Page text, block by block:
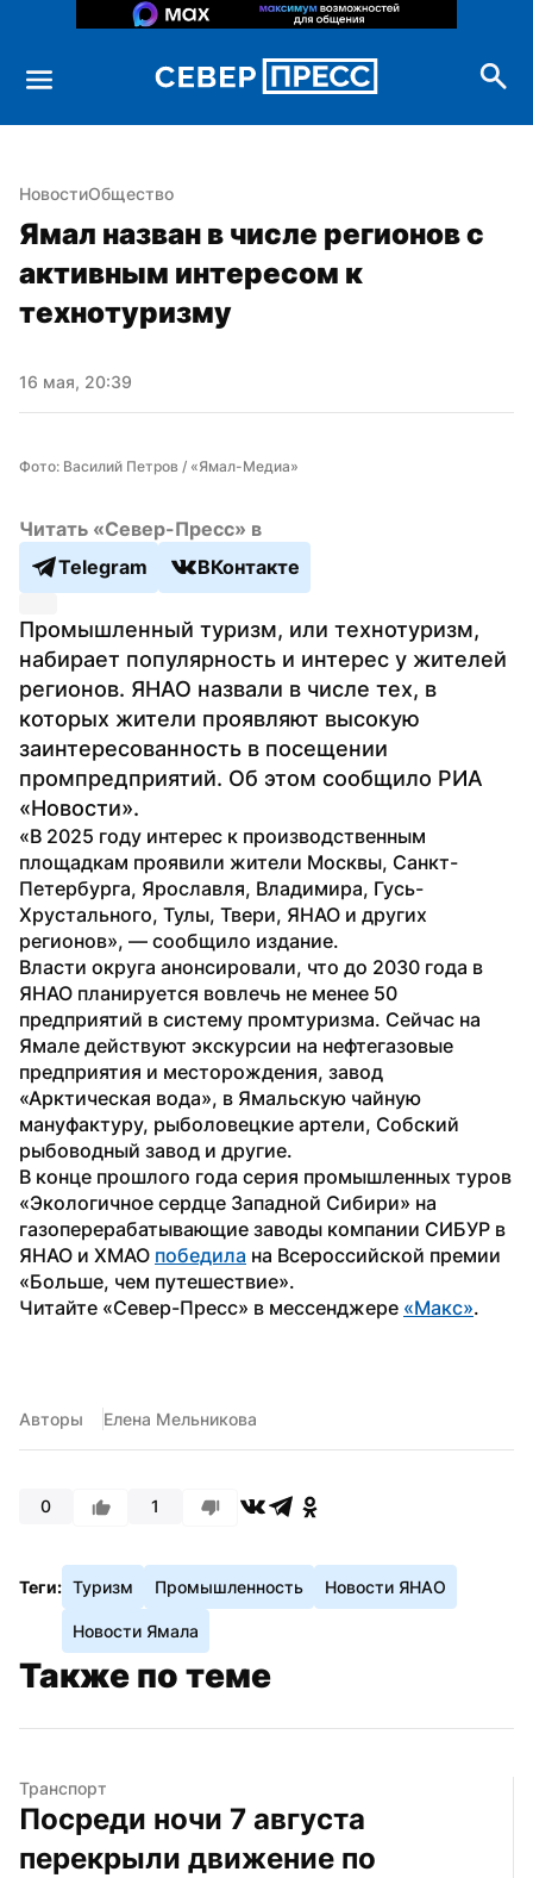
НовостиОбщество
Ямал назван в числе регионов с
активным интересом к
технотуризму
16 мая, 20:39
Фото: Василий Петров / «Ямал-Медиа»
Читать «Север-Пресс» в
Telegram
ВКонтакте
Промышленный туризм, или технотуризм,
набирает популярность и интерес у жителей
регионов. ЯНАО назвали в числе тех, в
которых жители проявляют высокую
заинтересованность в посещении
промпредприятий. Об этом сообщило РИА
«Новости».
«В 2025 году интерес к производственным
площадкам проявили жители Москвы, Санкт-
Петербурга, Ярославля, Владимира, Гусь-
Хрустального, Тулы, Твери, ЯНАО и других
регионов», — сообщило издание.
Власти округа анонсировали, что до 2030 года в
ЯНАО планируется вовлечь не менее 50
предприятий в систему промтуризма. Сейчас на
Ямале действуют экскурсии на нефтегазовые
предприятия и месторождения, завод
«Арктическая вода», в Ямальскую чайную
мануфактуру, рыболовецкие артели, Собский
рыбоводный завод и другие.
В конце прошлого года серия промышленных туров
«Экологичное сердце Западной Сибири» на
газоперерабатывающие заводы компании СИБУР в
ЯНАО и ХМАО победила на Всероссийской премии
«Больше, чем путешествие».
Читайте «Север-Пресс» в мессенджере «Макс».
Авторы Елена Мельникова
0 1
Теги: Туризм Промышленность Новости ЯНАО
Новости Ямала
Также по теме
Транспорт
Посреди ночи 7 августа
перекрыли движение по